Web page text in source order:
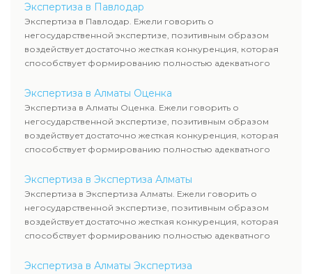
Экспертиза в Павлодар
Экспертиза в Павлодар. Ежели говорить о
негосударственной экспертизе, позитивным образом
воздействует достаточно жесткая конкуренция, которая
способствует формированию полностью адекватного
Экспертиза в Алматы Оценка
Экспертиза в Алматы Оценка. Ежели говорить о
негосударственной экспертизе, позитивным образом
воздействует достаточно жесткая конкуренция, которая
способствует формированию полностью адекватного
Экспертиза в Экспертиза Алматы
Экспертиза в Экспертиза Алматы. Ежели говорить о
негосударственной экспертизе, позитивным образом
воздействует достаточно жесткая конкуренция, которая
способствует формированию полностью адекватного
Экспертиза в Алматы Экспертиза